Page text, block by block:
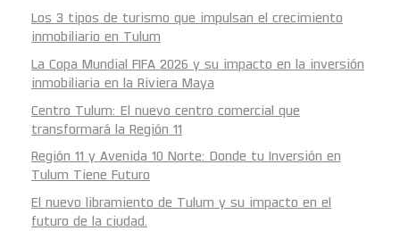
Los 3 tipos de turismo que impulsan el crecimiento
inmobiliario en Tulum
La Copa Mundial FIFA 2026 y su impacto en la inversión
inmobiliaria en la Riviera Maya
Centro Tulum: El nuevo centro comercial que
transformará la Región 11
Región 11 y Avenida 10 Norte: Donde tu Inversión en
Tulum Tiene Futuro
El nuevo libramiento de Tulum y su impacto en el
futuro de la ciudad.